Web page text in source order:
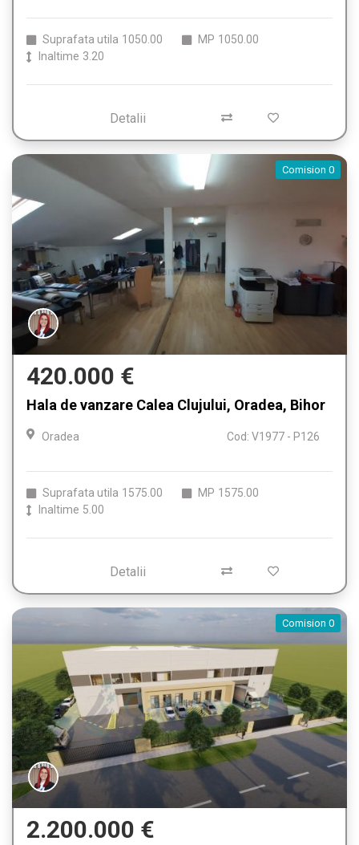
Suprafata utila 1050.00 MP 1050.00
Inaltime 3.20
Detalii
Comision 0
420.000 €
Hala de vanzare Calea Clujului, Oradea, Bihor
Oradea Cod: V1977 - P126
Suprafata utila 1575.00 MP 1575.00
Inaltime 5.00
Detalii
Comision 0
2.200.000 €